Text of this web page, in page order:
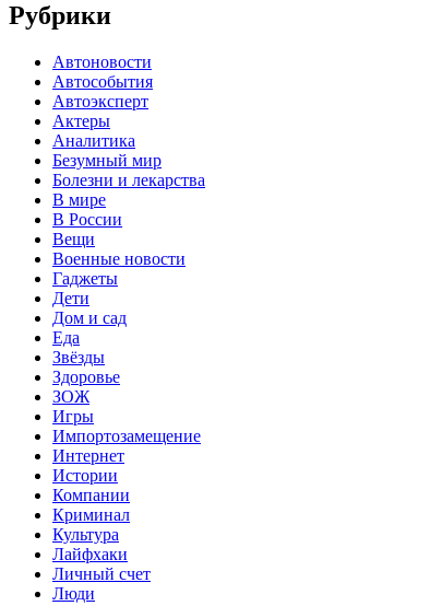
Рубрики
Автоновости
Автособытия
Автоэксперт
Актеры
Аналитика
Безумный мир
Болезни и лекарства
В мире
В России
Вещи
Военные новости
Гаджеты
Дети
Дом и сад
Еда
Звёзды
Здоровье
ЗОЖ
Игры
Импортозамещение
Интернет
Истории
Компании
Криминал
Культура
Лайфхаки
Личный счет
Люди